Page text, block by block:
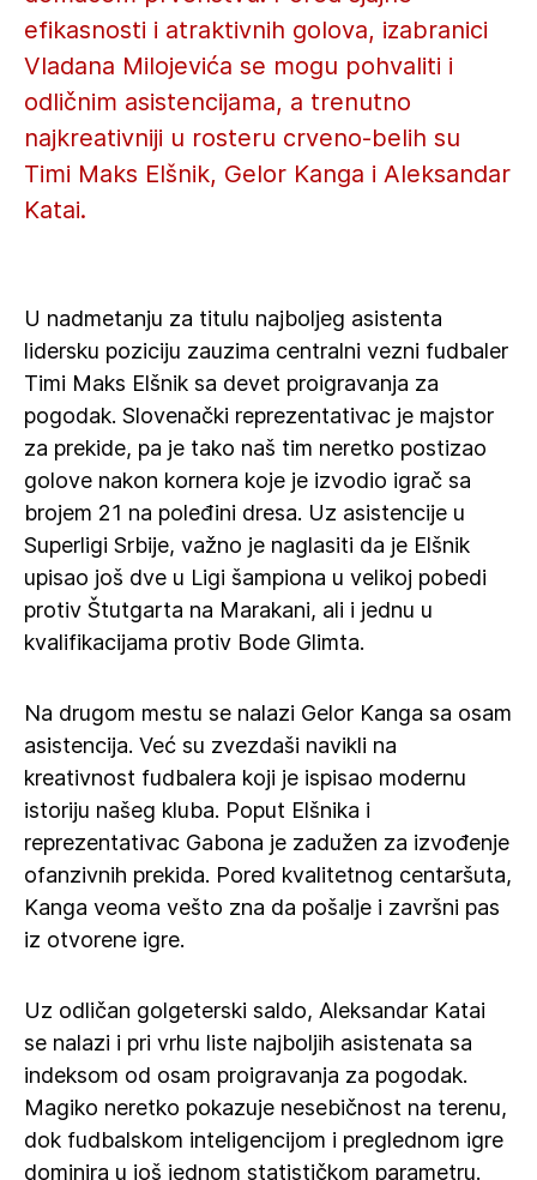
efikasnosti i atraktivnih golova, izabranici
Vladana Milojevića se mogu pohvaliti i
odličnim asistencijama, a trenutno
najkreativniji u rosteru crveno-belih su
Timi Maks Elšnik, Gelor Kanga i Aleksandar
Katai.
U nadmetanju za titulu najboljeg asistenta
lidersku poziciju zauzima centralni vezni fudbaler
Timi Maks Elšnik sa devet proigravanja za
pogodak. Slovenački reprezentativac je majstor
za prekide, pa je tako naš tim neretko postizao
golove nakon kornera koje je izvodio igrač sa
brojem 21 na poleđini dresa. Uz asistencije u
Superligi Srbije, važno je naglasiti da je Elšnik
upisao još dve u Ligi šampiona u velikoj pobedi
protiv Štutgarta na Marakani, ali i jednu u
kvalifikacijama protiv Bode Glimta.
Na drugom mestu se nalazi Gelor Kanga sa osam
asistencija. Već su zvezdaši navikli na
kreativnost fudbalera koji je ispisao modernu
istoriju našeg kluba. Poput Elšnika i
reprezentativac Gabona je zadužen za izvođenje
ofanzivnih prekida. Pored kvalitetnog centaršuta,
Kanga veoma vešto zna da pošalje i završni pas
iz otvorene igre.
Uz odličan golgeterski saldo, Aleksandar Katai
se nalazi i pri vrhu liste najboljih asistenata sa
indeksom od osam proigravanja za pogodak.
Magiko neretko pokazuje nesebičnost na terenu,
dok fudbalskom inteligencijom i preglednom igre
dominira u još jednom statističkom parametru.